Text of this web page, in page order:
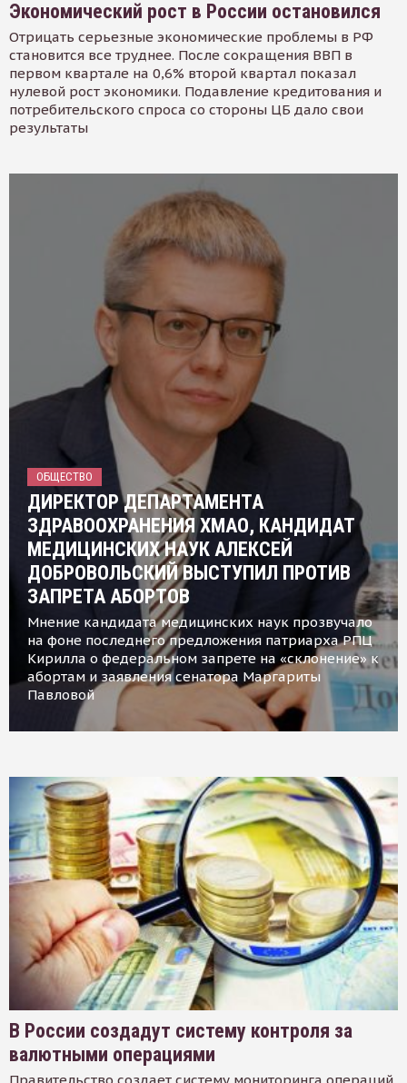
Экономический рост в России остановился
Отрицать серьезные экономические проблемы в РФ
становится все труднее. После сокращения ВВП в
первом квартале на 0,6% второй квартал показал
нулевой рост экономики. Подавление кредитования и
потребительского спроса со стороны ЦБ дало свои
результаты
ОБЩЕСТВО
ДИРЕКТОР ДЕПАРТАМЕНТА
ЗДРАВООХРАНЕНИЯ ХМАО, КАНДИДАТ
МЕДИЦИНСКИХ НАУК АЛЕКСЕЙ
ДОБРОВОЛЬСКИЙ ВЫСТУПИЛ ПРОТИВ
ЗАПРЕТА АБОРТОВ
Мнение кандидата медицинских наук прозвучало
на фоне последнего предложения патриарха РПЦ
Кирилла о федеральном запрете на «склонение» к
абортам и заявления сенатора Маргариты
Павловой
В России создадут систему контроля за
валютными операциями
Правительство создает систему мониторинга операций